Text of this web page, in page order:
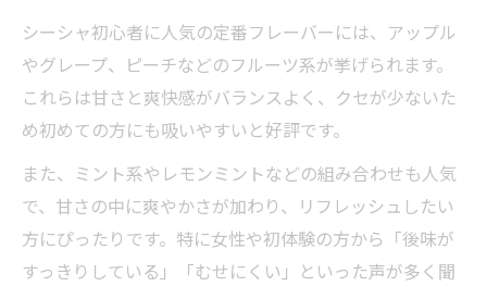
シーシャ初心者に人気の定番フレーバーには、アップル
やグレープ、ピーチなどのフルーツ系が挙げられます。
これらは甘さと爽快感がバランスよく、クセが少ないた
め初めての方にも吸いやすいと好評です。
また、ミント系やレモンミントなどの組み合わせも人気
で、甘さの中に爽やかさが加わり、リフレッシュしたい
方にぴったりです。特に女性や初体験の方から「後味が
すっきりしている」「むせにくい」といった声が多く聞